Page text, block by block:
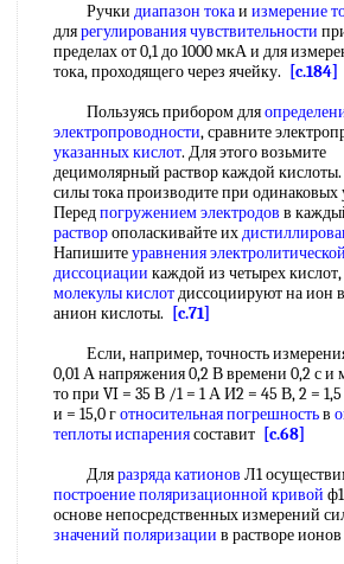
Ручки диапазон токаи измерение
длярегулирования чувствительности
пределах от 0,1 до 1000 мкА и для
тока, проходящего через ячейку.
[c.184]
Пользуясь прибором для
электропроводности, сравните
указанных кислот. Для этого возьмите
децимолярный раствор каждой
силы тока производите при одинаковых
Передпогружением электродов в
растворополаскивайте их
Напишитеуравнения электролитической
диссоциации каждой из четырех кислот,
молекулы кислотдиссоциируют на ион
анион кислоты.
[c.71]
Если, например, точность
0,01 А напряжения 0,2 В времени 0,2 с и
то при VI = 35 В /1 = 1 А И2 = 45 В, 2 = 1,5
и = 15,0 готносительная погрешностьв
теплоты испарениясоставит [c.68]
Дляразряда катионов Л1
построение поляризационной кривой
основе непосредственных измерений
значений поляризации в растворе ионов